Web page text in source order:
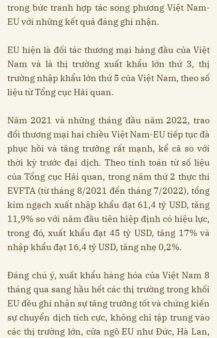
trong bức tranh hợp tác song phương Việt Nam-
EU với những kết quả đáng ghi nhận.
EU hiện là đối tác thương mại hàng đầu của Việt
Nam và là thị trường xuất khẩu lớn thứ 3, thị
trường nhập khẩu lớn thứ 5 của Việt Nam, theo số
liệu từ Tổng cục Hải quan.
Năm 2021 và những tháng đầu năm 2022, trao
đổi thương mại hai chiều Việt Nam-EU tiếp tục đà
phục hồi và tăng trưởng rất mạnh, kể cả so với
thời kỳ trước đại dịch. Theo tính toán từ số liệu
của Tổng cục Hải quan, trong năm thứ 2 thực thi
EVFTA (từ tháng 8/2021 đến tháng 7/2022), tổng
kim ngạch xuất nhập khẩu đạt 61,4 tỷ USD, tăng
11,9% so với năm đầu tiên hiệp định có hiệu lực,
trong đó, xuất khẩu đạt 45 tỷ USD, tăng 17% và
nhập khẩu đạt 16,4 tỷ USD, tăng nhẹ 0,2%.
Đáng chú ý, xuất khẩu hàng hóa của Việt Nam 8
tháng qua sang hầu hết các thị trường trong khối
EU đều ghi nhận sự tăng trưởng tốt và chứng kiến
sự chuyển dịch tích cực, không chỉ tập trung vào
các thị trường lớn, cửa ngõ EU như Đức, Hà Lan,